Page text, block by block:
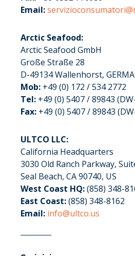
Email:
Arctic Seafood:
Arctic Seafood GmbH
Große Straße 28
D-49134 Wallenhorst,
Mob: +49 (0) 172 / 534 2772
Tel: +49 (0) 5407 / 89843
Fax: +49 (0) 5407 / 89843
ULTCO LLC:
California Headquarters
3030 Old Ranch Parkway,
Seal Beach, CA 90740, US
West Coast HQ:(858) 348-
East Coast:(858) 348-8162
Email: info@ultco.us